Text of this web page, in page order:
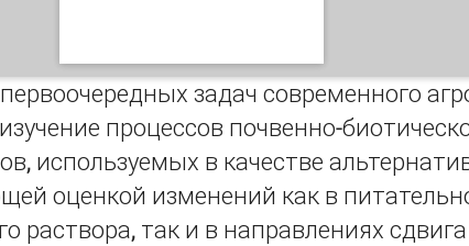
задач современного
процессов почвенно-
используемых в качестве
оценкой изменений как в
раствора, так и в направлениях